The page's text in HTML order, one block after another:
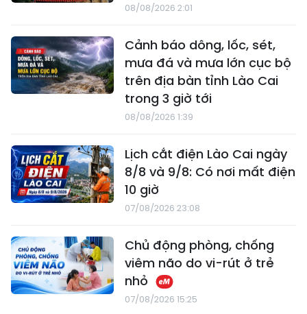
08/08/2026 2:01
Cảnh báo dông, lốc, sét,
mưa đá và mưa lớn cục bộ
trên địa bàn tỉnh Lào Cai
trong 3 giờ tới
08/08/2026 1:39
Lịch cắt điện Lào Cai ngày
8/8 và 9/8: Có nơi mất điện
10 giờ
07/08/2026 23:08
Chủ động phòng, chống
viêm não do vi-rút ở trẻ
nhỏ
07/08/2026 15:25